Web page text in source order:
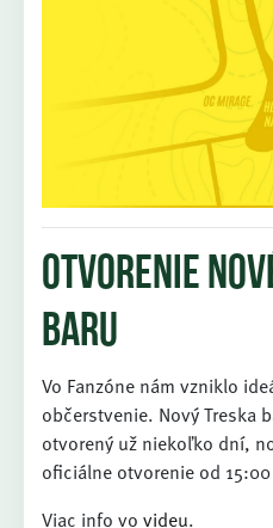
Otvorenie
Baru
Vo Fanzóne nám vzniklo
občerstvenie. Nový Treska
otvorený už niekoľko dní,
oficiálne otvorenie od
Viac info vo videu.